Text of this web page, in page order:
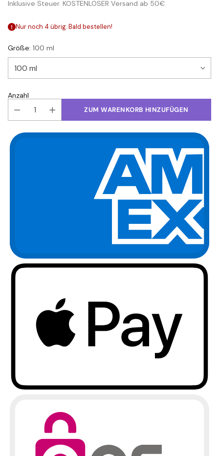
Inklusive Steuer. KOSTENLOSER Versand ab 50€
Nur noch 4 übrig. Bald bestellen!
Größe: 100 ml
Anzahl
ZUM WARENKORB HINZUFÜGEN